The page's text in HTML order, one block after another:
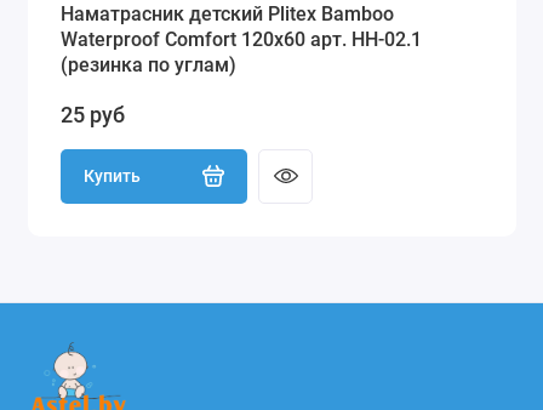
Наматрасник детский Plitex Bamboo
Waterproof Comfort 120х60 арт. НН-02.1
(резинка по углам)
25 руб
Купить